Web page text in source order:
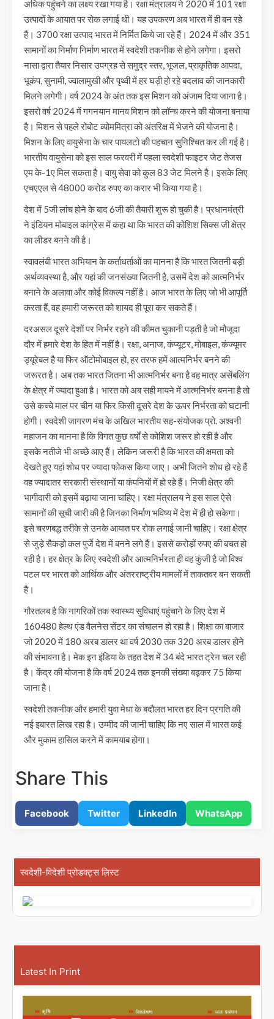
अधिक पहुंचने का लक्ष्य रखा गया है। रक्षा मंत्रालय ने 2020 में 101 रक्षा
उत्पादों के आयात पर रोक लगाई थी। यह उपकरण अब भारत में ही बन रहे
हैं। 3700 रक्षा उत्पाद भारत में निर्मित किये जा रहे हैं। 2024 में और 351
सामानों का निर्माण निर्माण भारत में स्वदेशी तकनीक से होने लगेगा। इसरो
नासा द्वारा तैयार निसार उपग्रह से समुद्र स्तर, भूजल, प्राकृतिक आपदा,
भूकंप, सुनामी, ज्वालामुखी और पृथ्वी में हर घड़ी हो रहे बदलाव की जानकारी
मिलने लगेगी। वर्ष 2024 के अंत तक इस मिशन को अंजाम दिया जाना है।
इसरो वर्ष 2024 में गगनयान मानव मिशन को लॉन्च करने की योजना बनाया
है। मिशन से पहले रोबोट व्योममित्रा को अंतरिक्ष में भेजने की योजना है।
मिशन के लिए वायुसेना के चार पायलटो की पहचान सुनिश्चित कर ली गई है।
भारतीय वायुसेना को इस साल फरवरी में पहला स्वदेशी फाइटर जेट तेजस
एम के-1ए मिल सकता है। वायु सेवा को कुल 83 जेट मिलने है। इसके लिए
एचएएल से 48000 करोड रुपए का करार भी किया गया है।
देश में 5जी लांच होने के बाद 6जी की तैयारी शुरू हो चुकी है। प्रधानमंत्री
ने इंडियन मोबाइल कांग्रेस में कहा था कि भारत की कोशिश सिक्स जी क्षेत्र
का लीडर बनने की है।
स्वावलंबी भारत अभियान के कर्ताधर्ताओं का मानना है कि भारत जितनी बड़ी
अर्थव्यवस्था है, और यहां की जनसंख्या जितनी है, उसमें देश को आत्मनिर्भर
बनाने के अलावा और कोई विकल्प नहीं है। आज भारत के लिए जो भी आपूर्ति
करता हैं, वह हमारी जरूरत को शायद ही पूरा कर सकते हैं।
दरअसल दूसरे देशों पर निर्भर रहने की कीमत चुकानी पड़ती है जो मौजूदा
दौर में हमारे देश के हित में नहीं है। रक्षा, अनाज, कंप्यूटर, मोबाइल, कंज्यूमर
ड्यूरेबल है या फिर ऑटोमोबाइल हो, हर तरफ हमें आत्मनिर्भर बनने की
जरूरत है। अब तक भारत जितना भी आत्मनिर्भर बना है वह मात्र असेंबलिंग
के क्षेत्र में ज्यादा हुआ है। भारत को अब सही मायने में आत्मनिर्भर बनना है तो
उसे कच्चे माल पर चीन या फिर किसी दूसरे देश के ऊपर निर्भरता को घटानी
होगी। स्वदेशी जागरण मंच के अखिल भारतीय सह-संयोजक प्रो. अश्वनी
महाजन का मानना है कि विगत कुछ वर्षों से कोशिश जरूर हो रही है और
इसके नतीजे भी अच्छे आए हैं। लेकिन जरूरी है कि भारत की क्षमता को
देखते हुए यहां शोध पर ज्यादा फोकस किया जाए। अभी जितने शोध हो रहे हैं
वह ज्यादातर सरकारी संस्थानों या कंपनियों में हो रहे हैं। निजी क्षेत्र की
भागीदारी को इसमें बढ़ाया जाना चाहिए। रक्षा मंत्रालय ने इस साल ऐसे
सामानों की सूची जारी की है जिनका निर्माण भविष्य में देश में ही हो सकेगा।
इसे चरणबद्ध तरीके से उनके आयात पर रोक लगाई जानी चाहिए। रक्षा क्षेत्र
से जुड़े सैकड़ो कल पुर्जे देश में बनने लगे हैं। इससे करोड़ों रुपए की बचत हो
रही है। हर क्षेत्र के लिए स्वदेशी और आत्मनिर्भरता ही वह कुंजी है जो विश्व
पटल पर भारत को आर्थिक और अंतरराष्ट्रीय मामलों में ताकतवर बन सकती
है।
गौरतलब है कि नागरिकों तक स्वास्थ्य सुविधाएं पहुंचाने के लिए देश में
160480 हेल्थ एंड वैलनेस सेंटर का संचालन हो रहा है। शिक्षा का बाजार
जो 2020 में 180 अरब डालर था वर्ष 2030 तक 320 अरब डालर होने
की संभावना है। मेक इन इंडिया के तहत देश में 34 बंदे भारत ट्रेन चल रही
है। केंद्र की योजना है कि वर्ष 2024 तक इनकी संख्या बढ़कर 75 किया
जाना है।
स्वदेशी तकनीक और हमारी युवा मेधा के बदौलत भारत हर दिन प्रगति की
नई इबारत लिख रहा है। उम्मीद की जानी चाहिए कि नए साल में भारत कई
और मुकाम हासिल करने में कामयाब होगा।
Share This
Facebook Twitter LinkedIn WhatsApp
स्वदेशी-विदेशी प्रोडक्ट्स लिस्ट
Latest In Print